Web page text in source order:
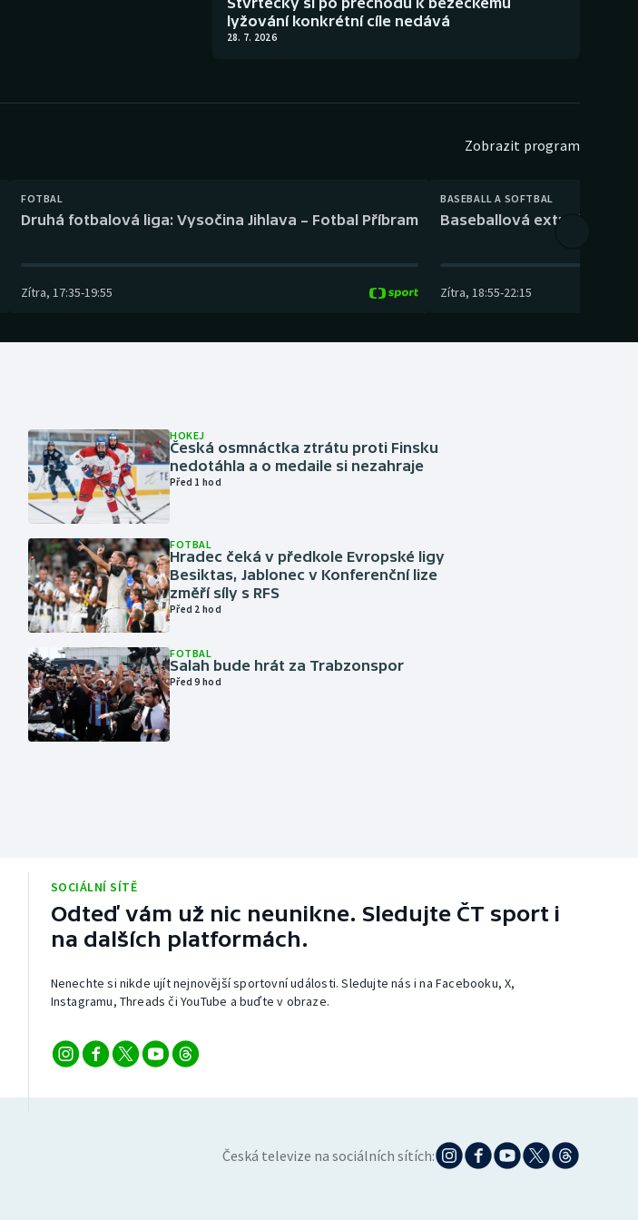
lyžování konkrétní cíle nedává
28. 7. 2026
Zobrazit program
FOTBAL
Druhá fotbalová liga: Vysočina Jihlava – Fotbal Příbram
Zítra, 17:35-19:55
BASEBALL A SOFTBAL
Baseballová extraliga:
Zítra, 18:55-22:15
HOKEJ
Česká osmnáctka ztrátu proti Finsku
nedotáhla a o medaile si nezahraje
Před 1 hod
FOTBAL
Hradec čeká v předkole Evropské ligy
Besiktas, Jablonec v Konferenční lize
změří síly s RFS
Před 2 hod
FOTBAL
Salah bude hrát za Trabzonspor
Před 9 hod
SOCIÁLNÍ SÍTĚ
Odteď vám už nic neunikne. Sledujte ČT sport i
na dalších platformách.
Nenechte si nikde ujít nejnovější sportovní události. Sledujte nás i na Facebooku, X,
Instagramu, Threads či YouTube a buďte v obraze.
Česká televize na sociálních sítích: